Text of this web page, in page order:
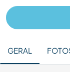
GERAL